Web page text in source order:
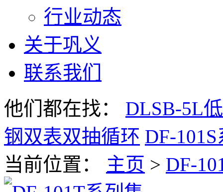
行业动态
关于巩义
联系我们
他们都在找：
DLSB-5L
钢双表双抽循环 DF-
当前位置 ： 主页 > DF-